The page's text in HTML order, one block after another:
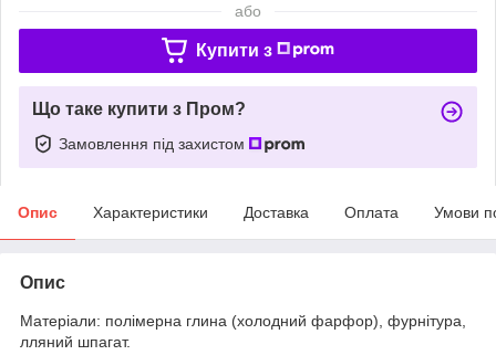
або
Купити з
Що таке купити з Пром?
Замовлення під захистом
Опис Характеристики Доставка Оплата Умови
Опис
Матеріали: полімерна глина (холодний фарфор), фурнітура,
лляний шпагат.